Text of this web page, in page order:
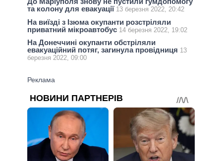
та колону для евакуації 13 березня 2022, 20:42
На виїзді з Ізюма окупанти розстріляли
приватний мікроавтобус 14 березня 2022, 19:02
На Донеччині окупанти обстріляли
евакуаційний потяг, загинула провідниця 13
березня 2022, 09:00